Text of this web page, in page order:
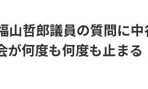
山哲郎議員の質問に
が何度も何度も止まる